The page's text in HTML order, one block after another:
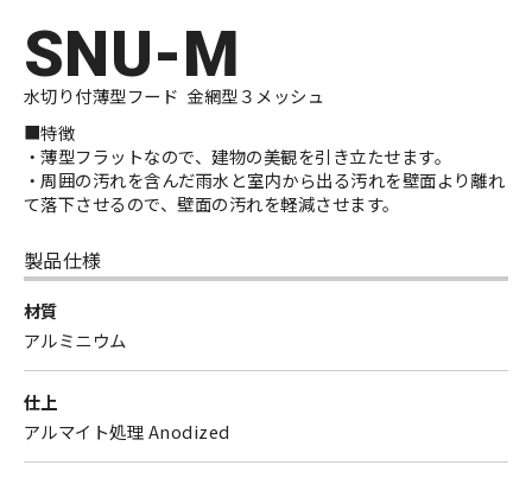
SNU-M
水切り付薄型フード 金網型３メッシュ
■特徴
・薄型フラットなので、建物の美観を引き立たせます。
・周囲の汚れを含んだ雨水と室内から出る汚れを壁面より離れ
て落下させるので、壁面の汚れを軽減させます。
製品仕様
材質
アルミニウム
仕上
アルマイト処理 Anodized